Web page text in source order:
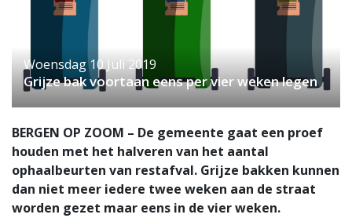
Woensdag 10 Juli 2019
Grijze bak voortaan eens per vier weken legen
BERGEN OP ZOOM – De gemeente gaat een proef
houden met het halveren van het aantal
ophaalbeurten van restafval. Grijze bakken kunnen
dan niet meer iedere twee weken aan de straat
worden gezet maar eens in de vier weken.